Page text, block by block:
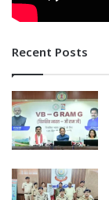
Recent Posts